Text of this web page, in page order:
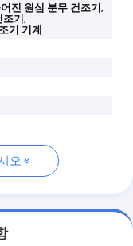
진 원심 분무 건조기,
조기,
기 기계
오